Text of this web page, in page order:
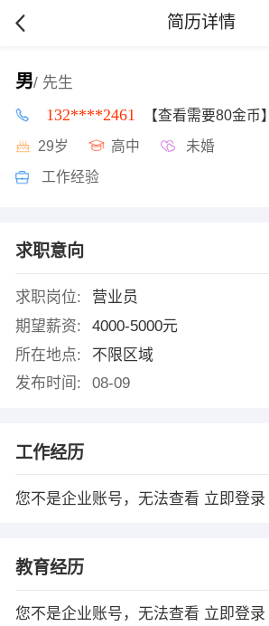
简历详情
男/ 先生
132****2461 【查看需要80金币】
29岁 高中 未婚
工作经验
求职意向
求职岗位:
营业员
期望薪资:
4000-5000元
所在地点:
不限区域
发布时间:
08-09
工作经历
您不是企业账号，无法查看 立即登录
教育经历
您不是企业账号，无法查看 立即登录